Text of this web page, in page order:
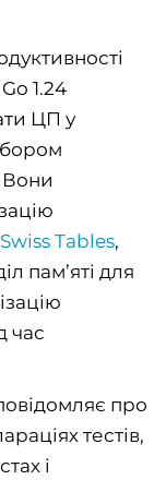
1.24
ЦП у
Вони
Swiss Tables,
пам’яті для
час
про
тестів,
і